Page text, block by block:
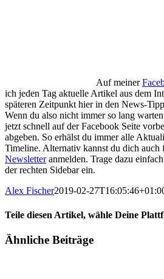
Auf meiner
ich jeden Tag aktuelle Artikel aus dem
späteren Zeitpunkt hier in den News-
Wenn du also nicht immer so lang
jetzt schnell auf der Facebook Seite
abgeben. So erhälst du immer alle
Timeline. Alternativ kannst du dich auch
Newsletteranmelden. Trage dazu
der rechten Sidebar ein.
Alex Fischer2019-02-
Teile diesen Artikel, wähle Deine
Facebook
Twitter
Reddit
LinkedIn
Tumblr
Pinterest
Vk
E-
Ähnliche Beiträge